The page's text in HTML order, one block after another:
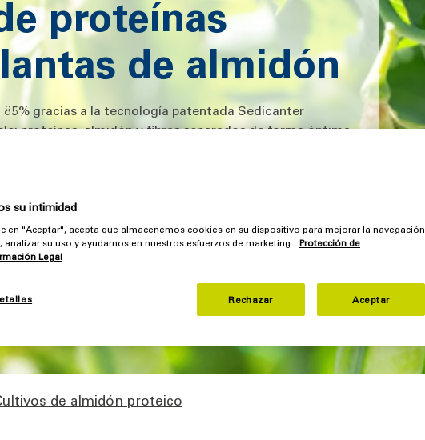
proteínas
de almidón
85% gracias a la tecnología patentada Sedicanter
proteínas, almidón y fibras separados de forma óptima
para obtener el máximo rendimiento de las
de almidón proteico
su intimidad
en "Aceptar", acepta que almacenemos cookies en su dispositivo para mejorar la navegación
analizar su uso y ayudarnos en nuestros esfuerzos de marketing. Protección de
Legal
Rechazar Aceptar